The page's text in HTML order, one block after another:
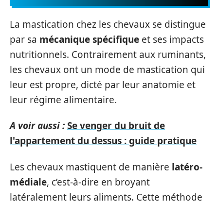
La mastication chez les chevaux se distingue
par sa mécanique spécifique et ses impacts
nutritionnels. Contrairement aux ruminants,
les chevaux ont un mode de mastication qui
leur est propre, dicté par leur anatomie et
leur régime alimentaire.
A voir aussi :Se venger du bruit de
l'appartement du dessus : guide pratique
Les chevaux mastiquent de manière latéro-
médiale, c’est-à-dire en broyant
latéralement leurs aliments. Cette méthode